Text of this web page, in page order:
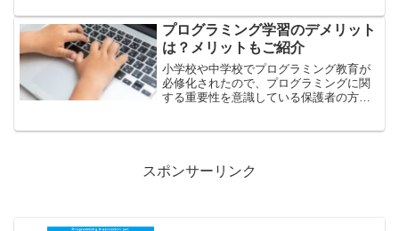
あります。今回は、リビング学習の効果
やメリット、デメリットに...
プログラミング学習のデメリット
は？メリットもご紹介
小学校や中学校でプログラミング教育が
必修化されたので、プログラミングに関
する重要性を意識している保護者の方は
スポンサーリンク